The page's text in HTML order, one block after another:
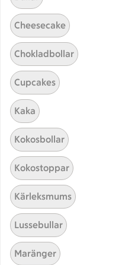
Hittade
Testa att söka på något
Carbonara
Cheesecake
Chokladbollar
Cupcakes
Kaka
Kokosbollar
Kokostoppar
Kärleksmums
Lussebullar
Maränger